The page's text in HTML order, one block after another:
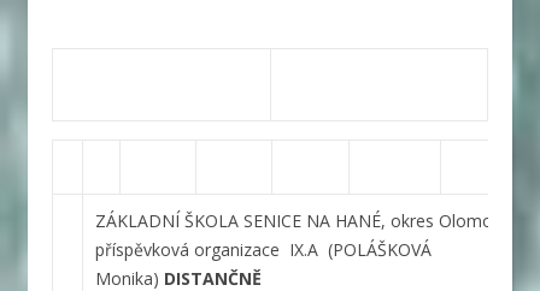
ZÁKLADNÍ ŠKOLA SENICE NA HANÉ, okres Olomouc,
příspěvková organizace IX.A (POLÁŠKOVÁ
Monika) DISTANČNĚ